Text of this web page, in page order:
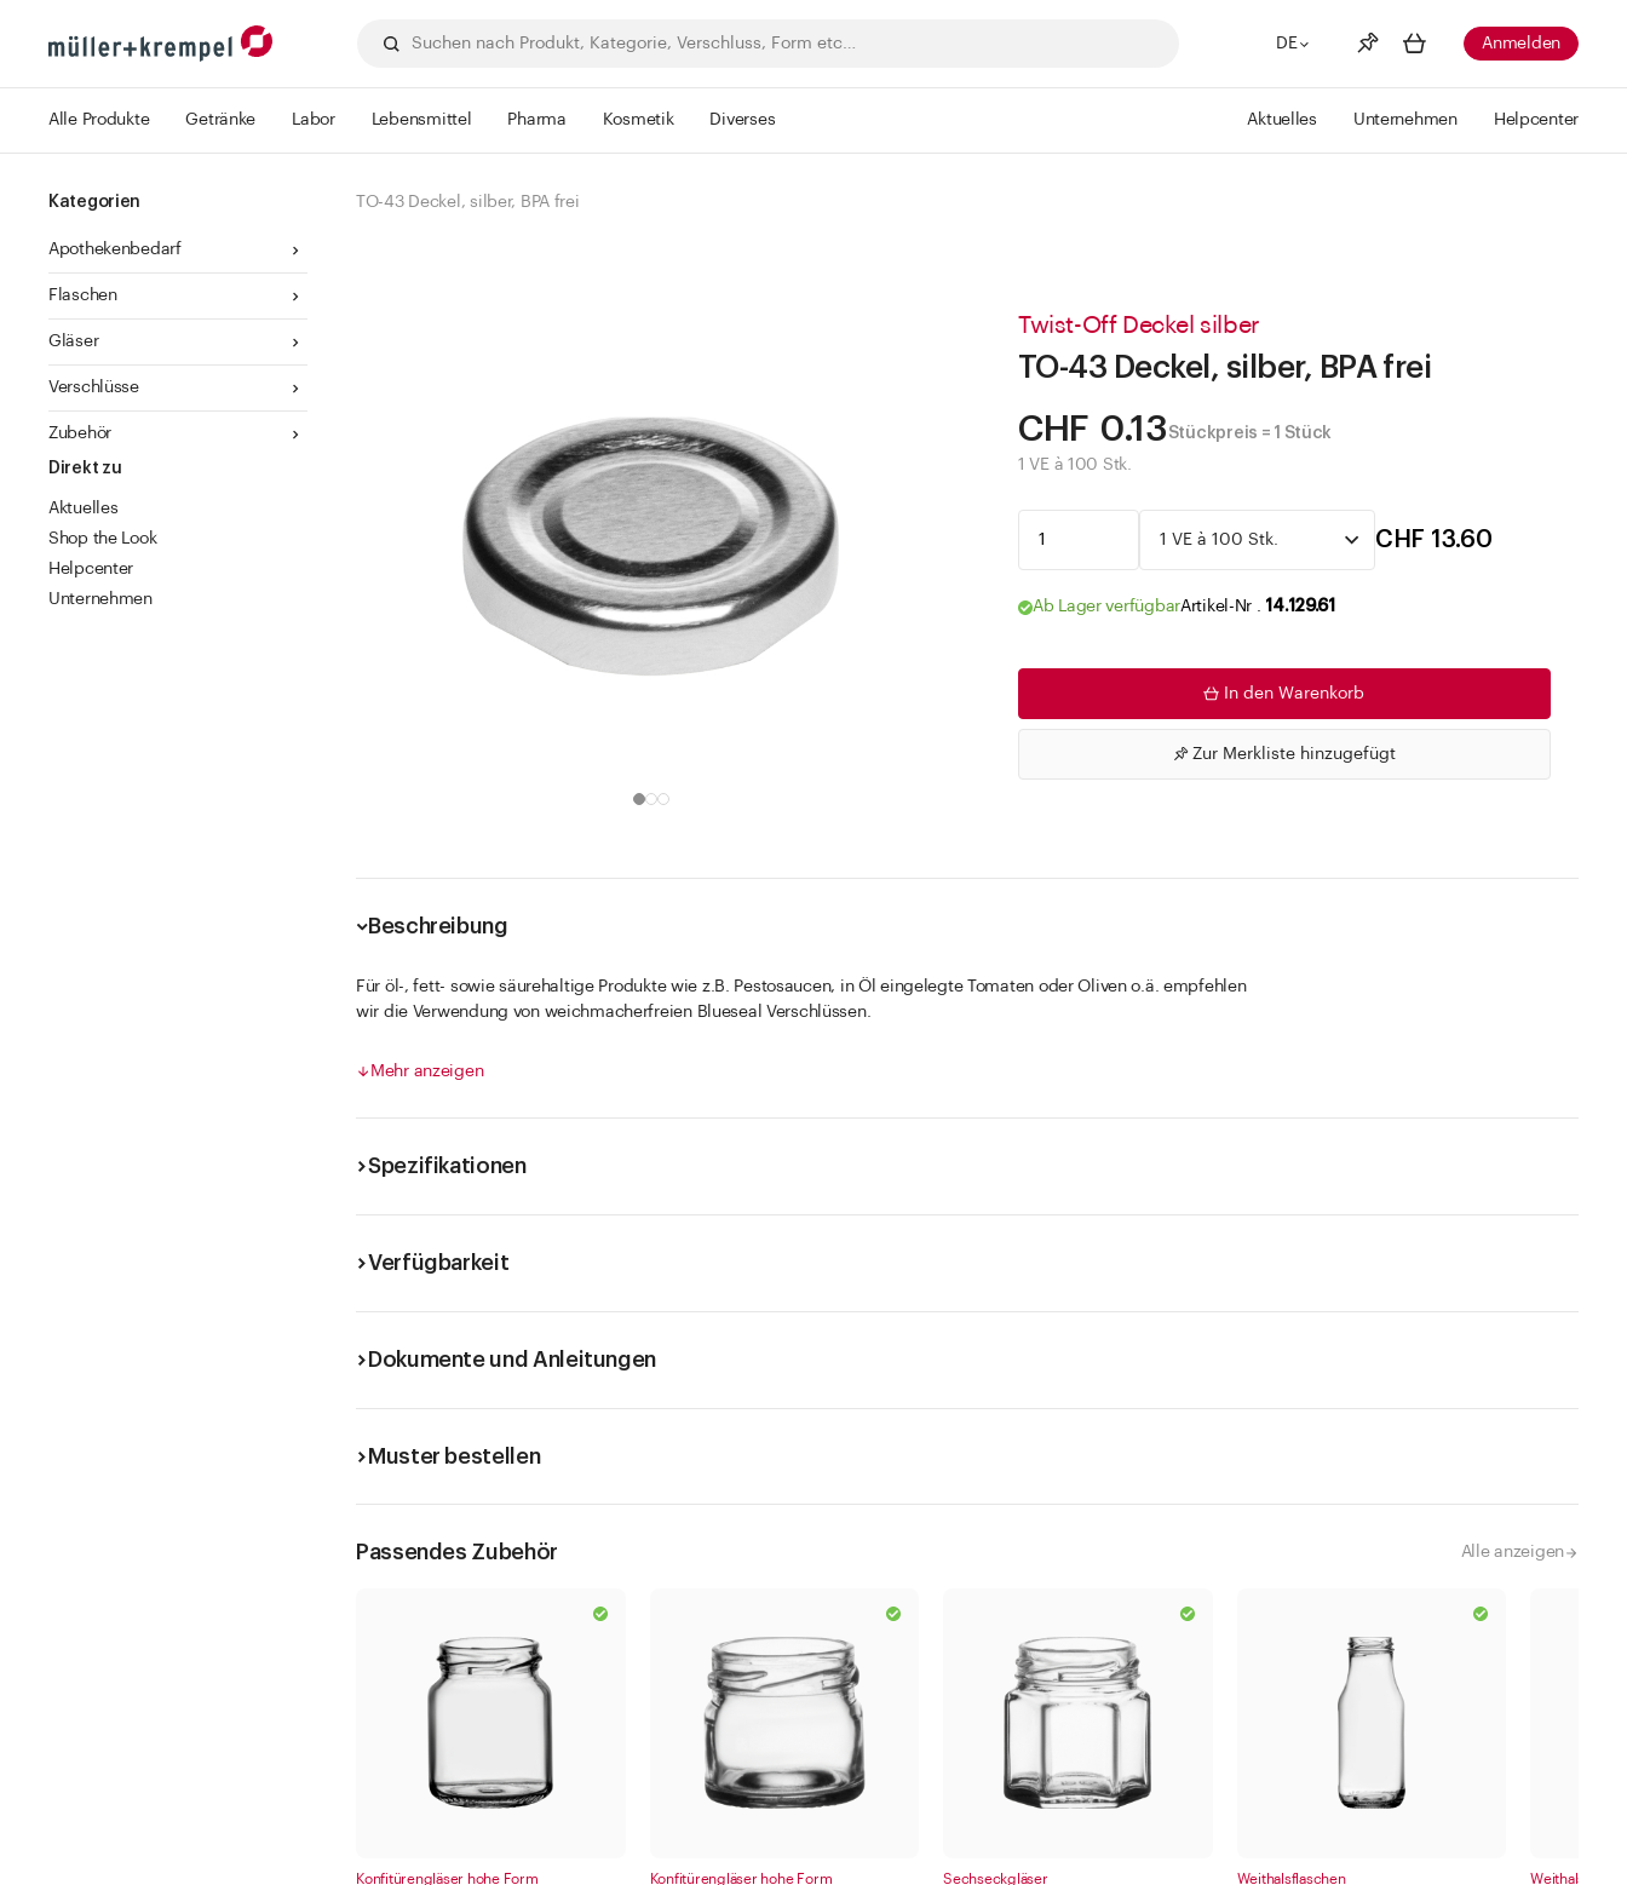
DE
Merkliste Mehr anzeigen
Zu den Merklisten
Anmelden
Alle Produkte Getränke Labor Lebensmittel Pharma Kosmetik Diverses Aktuelles Unternehmen Helpcenter
Kategorien
Apothekenbedarf
Flaschen
Gläser
Verschlüsse
Zubehör
Direkt zu
Aktuelles
Shop the Look
Helpcenter
Unternehmen
TO-43 Deckel, silber, BPA frei
Twist-Off Deckel silber
TO-43 Deckel, silber, BPA frei
CHF 0.13 Stückpreis = 1 Stück
1 VE à 100 Stk.
CHF 13.60
Ab Lager verfügbarArtikel-Nr . 14.129.61
In den Warenkorb
Zur Merkliste hinzugefügt
Beschreibung
Für öl-, fett- sowie säurehaltige Produkte wie z.B. Pestosaucen, in Öl eingelegte Tomaten oder Oliven o.ä. empfehlen
wir die Verwendung von weichmacherfreien Blueseal Verschlüssen.
Spezielle Twist Off Deckel
Mehr anzeigen
Spezifikationen
Verfügbarkeit
Dokumente und Anleitungen
Muster bestellen
Passendes Zubehör Alle anzeigen
Konfitürengläser hohe Form Konfitürengläser hohe Form Sechseckgläser Weithalsflaschen